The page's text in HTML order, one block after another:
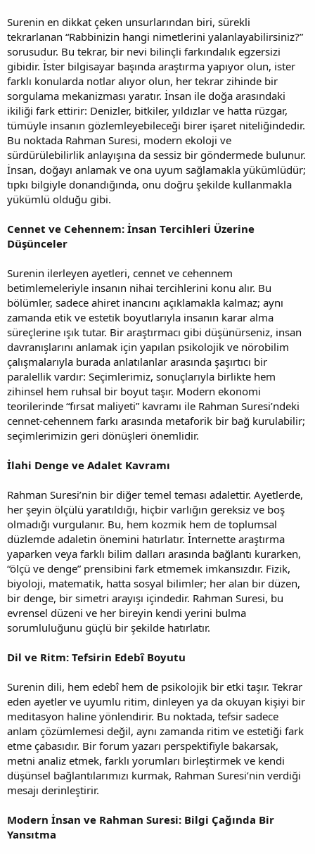
Surenin en dikkat çeken unsurlarından biri, sürekli
tekrarlanan “Rabbinizin hangi nimetlerini yalanlayabilirsiniz?”
sorusudur. Bu tekrar, bir nevi bilinçli farkındalık egzersizi
gibidir. İster bilgisayar başında araştırma yapıyor olun, ister
farklı konularda notlar alıyor olun, her tekrar zihinde bir
sorgulama mekanizması yaratır. İnsan ile doğa arasındaki
ikiliği fark ettirir: Denizler, bitkiler, yıldızlar ve hatta rüzgar,
tümüyle insanın gözlemleyebileceği birer işaret niteliğindedir.
Bu noktada Rahman Suresi, modern ekoloji ve
sürdürülebilirlik anlayışına da sessiz bir göndermede bulunur.
İnsan, doğayı anlamak ve ona uyum sağlamakla yükümlüdür;
tıpkı bilgiyle donandığında, onu doğru şekilde kullanmakla
yükümlü olduğu gibi.
Cennet ve Cehennem: İnsan Tercihleri Üzerine
Düşünceler
Surenin ilerleyen ayetleri, cennet ve cehennem
betimlemeleriyle insanın nihai tercihlerini konu alır. Bu
bölümler, sadece ahiret inancını açıklamakla kalmaz; aynı
zamanda etik ve estetik boyutlarıyla insanın karar alma
süreçlerine ışık tutar. Bir araştırmacı gibi düşünürseniz, insan
davranışlarını anlamak için yapılan psikolojik ve nörobilim
çalışmalarıyla burada anlatılanlar arasında şaşırtıcı bir
paralellik vardır: Seçimlerimiz, sonuçlarıyla birlikte hem
zihinsel hem ruhsal bir boyut taşır. Modern ekonomi
teorilerinde “fırsat maliyeti” kavramı ile Rahman Suresi’ndeki
cennet-cehennem farkı arasında metaforik bir bağ kurulabilir;
seçimlerimizin geri dönüşleri önemlidir.
İlahi Denge ve Adalet Kavramı
Rahman Suresi’nin bir diğer temel teması adalettir. Ayetlerde,
her şeyin ölçülü yaratıldığı, hiçbir varlığın gereksiz ve boş
olmadığı vurgulanır. Bu, hem kozmik hem de toplumsal
düzlemde adaletin önemini hatırlatır. İnternette araştırma
yaparken veya farklı bilim dalları arasında bağlantı kurarken,
“ölçü ve denge” prensibini fark etmemek imkansızdır. Fizik,
biyoloji, matematik, hatta sosyal bilimler; her alan bir düzen,
bir denge, bir simetri arayışı içindedir. Rahman Suresi, bu
evrensel düzeni ve her bireyin kendi yerini bulma
sorumluluğunu güçlü bir şekilde hatırlatır.
Dil ve Ritm: Tefsirin Edebî Boyutu
Surenin dili, hem edebî hem de psikolojik bir etki taşır. Tekrar
eden ayetler ve uyumlu ritim, dinleyen ya da okuyan kişiyi bir
meditasyon haline yönlendirir. Bu noktada, tefsir sadece
anlam çözümlemesi değil, aynı zamanda ritim ve estetiği fark
etme çabasıdır. Bir forum yazarı perspektifiyle bakarsak,
metni analiz etmek, farklı yorumları birleştirmek ve kendi
düşünsel bağlantılarımızı kurmak, Rahman Suresi’nin verdiği
mesajı derinleştirir.
Modern İnsan ve Rahman Suresi: Bilgi Çağında Bir
Yansıtma